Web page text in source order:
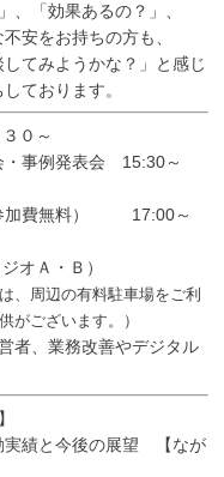
「効果あるの？」、
安をお持ちの方も、
てみようかな？」と感じ
ております。
０～
発表会 15:30～
料） 17:00～
Ａ・Ｂ）
有料駐車場をご利
がございます。）
、業務改善やデジタル
績と今後の展望 【なが